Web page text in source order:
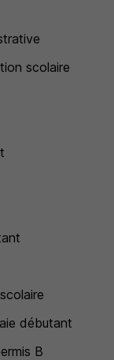
scolaire
débutant
B